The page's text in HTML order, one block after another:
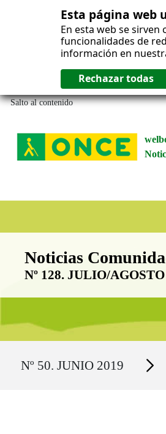
Esta página web
En esta web se
funcionalidades de
información en
Salto al contenido
Boletín Noticias
Noticias
Nº 128. JULIO/
Nº 50. JUNIO 2019 Secciones